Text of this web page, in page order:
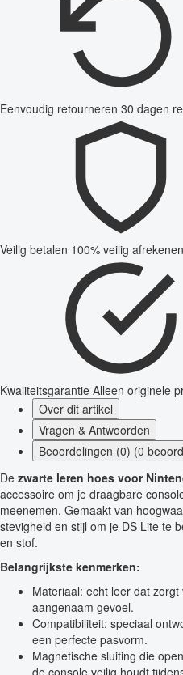
Eenvoudig retourneren 30 dagen
Veilig betalen 100% veilig afrekenen
Kwaliteitsgarantie Alleen originele
Over dit artikel
Vragen & Antwoorden
Beoordelingen (0) (0
De zwarte leren hoes voor
accessoire om je draagbare
meenemen. Gemaakt van
stevigheid en stijl om je DS Lite te
en stof.
Belangrijkste kenmerken:
Materiaal: echt leer dat
aangenaam gevoel.
Compatibiliteit: speciaal
een perfecte pasvorm.
Magnetische sluiting die
de console veilig houdt